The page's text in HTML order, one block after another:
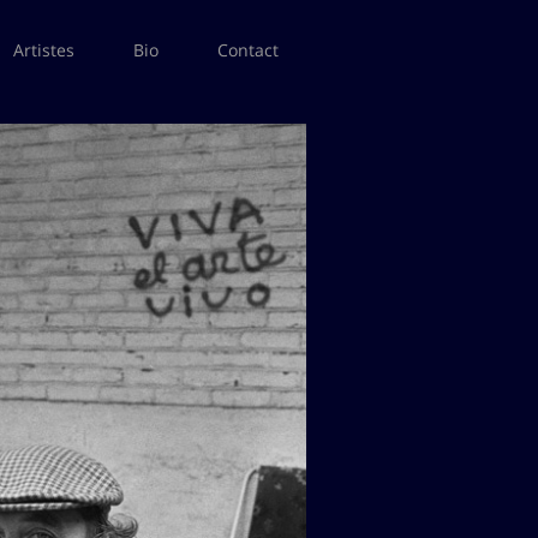
Artistes Bio Contact